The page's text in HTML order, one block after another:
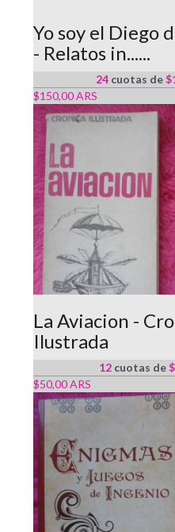
Yo soy el Diego
- Relatos in......
24 cuotas de
$150,00 ARS
La Aviacion -
Ilustrada
12 cuotas de
$50,00 ARS